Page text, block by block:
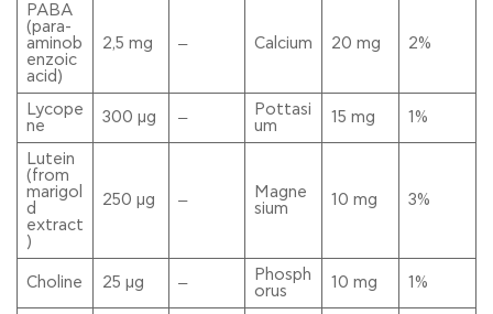
PABA
(para-
aminob
enzoic
acid)
2,5 mg – Calcium 20 mg 2%
Lycope
ne
300 µg –
Pottasi
um
15 mg 1%
Lutein
(from
marigol
d
extract
)
250 µg –
Magne
sium
10 mg 3%
Choline 25 µg –
Phosph
orus
10 mg 1%